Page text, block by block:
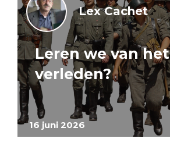
16 juni 2026
Lex Cachet
Leren we van het
verleden?